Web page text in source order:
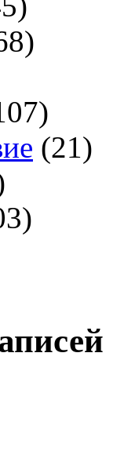
(21)